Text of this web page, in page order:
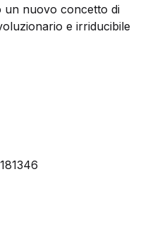
un nuovo concetto di
e irriducibile